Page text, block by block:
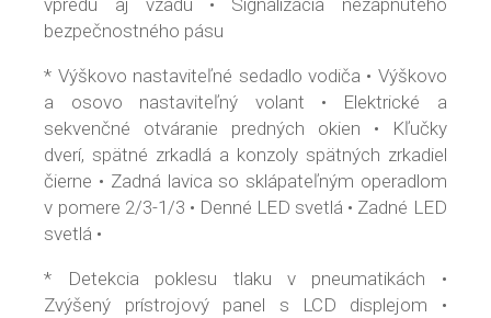
bezpečnostného pásu
* Výškovo nastaviteľné sedadlo vodiča • Výškovo
a osovo nastaviteľný volant • Elektrické a
sekvenčné otváranie predných okien • Kľučky
dverí, spätné zrkadlá a konzoly spätných zrkadiel
čierne • Zadná lavica so sklápateľným operadlom
v pomere 2/3-1/3 • Denné LED svetlá • Zadné LED
svetlá •
* Detekcia poklesu tlaku v pneumatikách •
Zvýšený prístrojový panel s LCD displejom •